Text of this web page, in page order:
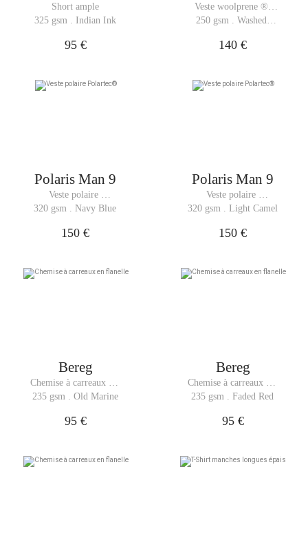
Short ample
325 gsm . Indian Ink
95 €
Veste woolprene ®
innovant
250 gsm . Washed
140 €
Polaris Man 9
Veste polaire
Polartec®
320 gsm . Navy Blue
150 €
Polaris Man 9
Veste polaire
Polartec®
320 gsm . Light Camel
150 €
Bereg
Chemise à carreaux en
flanelle
235 gsm . Old Marine
95 €
Bereg
Chemise à carreaux en
flanelle
235 gsm . Faded Red
95 €